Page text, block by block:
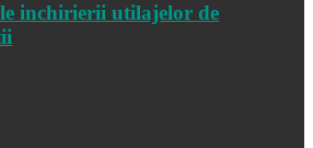
inchirierii utilajelor de